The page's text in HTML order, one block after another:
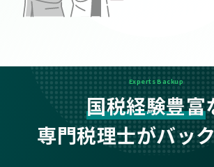
Experts Backup
国税経験豊富
専門税理士がバッ